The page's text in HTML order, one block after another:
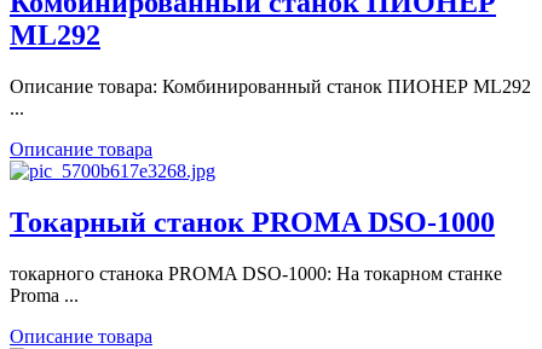
ML292
Описание товара: Комбинированный станок ПИОНЕР ML292
...
Описание товара
Токарный станок PROMA DSO-1000
токарного станока PROMA DSO-1000: На токарном станке
Proma ...
Описание товара